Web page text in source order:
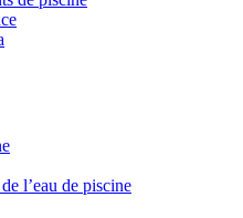
l’eau de piscine